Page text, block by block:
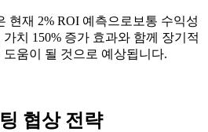
현재 2% ROI 예측으로 보통 수익성
치
150% 증가 효과와 함께 장기적
움이 될 것으로 예상됩니다.
협상 전략